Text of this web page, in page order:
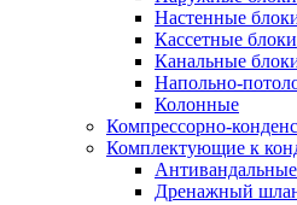
Настенные
Кассетные блоки
Канальные
Напольно-
Колонные
Компрессорно-
Комплектующие к
Дренажный